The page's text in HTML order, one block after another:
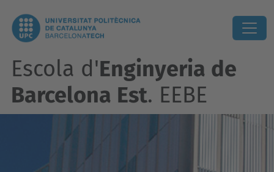
Escola d'Enginyeria de
Barcelona Est. EEBE